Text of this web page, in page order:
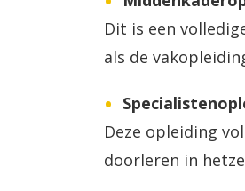
Dit is een
als de
Deze opleiding
doorleren in